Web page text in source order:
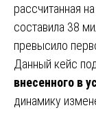
рассчитанная
составила 38
превысило
Данный кейс
внесенного в
динамику